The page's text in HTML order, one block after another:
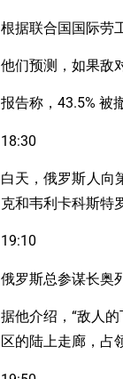
根据联合国国际劳
他们预测，如果敌
报告称，43.5% 被
18:30
白天，俄罗斯人向
克和韦利卡科斯特
19:10
俄罗斯总参谋长奥
据他介绍，“敌人
区的陆上走廊，占